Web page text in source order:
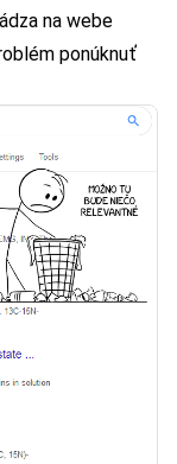
na webe
ponúknuť